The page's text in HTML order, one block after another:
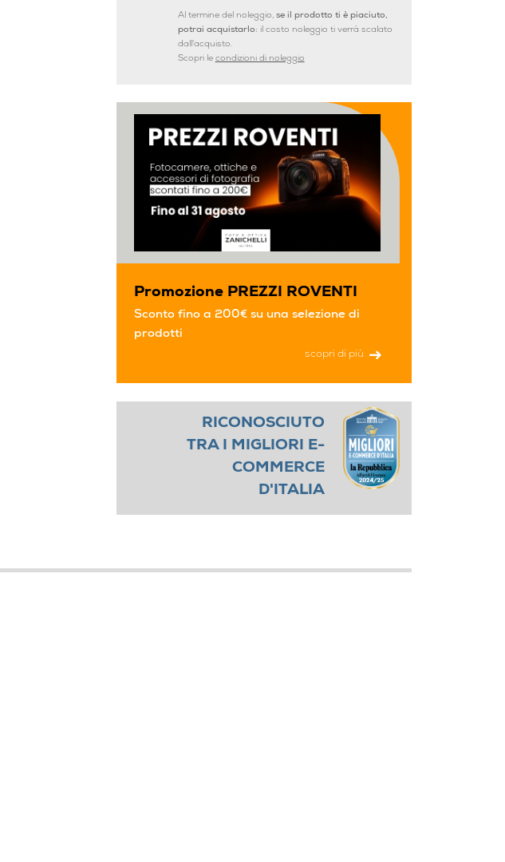
Al termine del noleggio, se il prodotto ti è piaciuto,
potrai acquistarlo: il costo noleggio ti verrà scalato
dall'acquisto.
Scopri le condizioni di noleggio
Promozione PREZZI ROVENTI
Sconto fino a 200€ su una selezione di
prodotti
scopri di più
RICONOSCIUTO
TRA I MIGLIORI E-
COMMERCE
D'ITALIA